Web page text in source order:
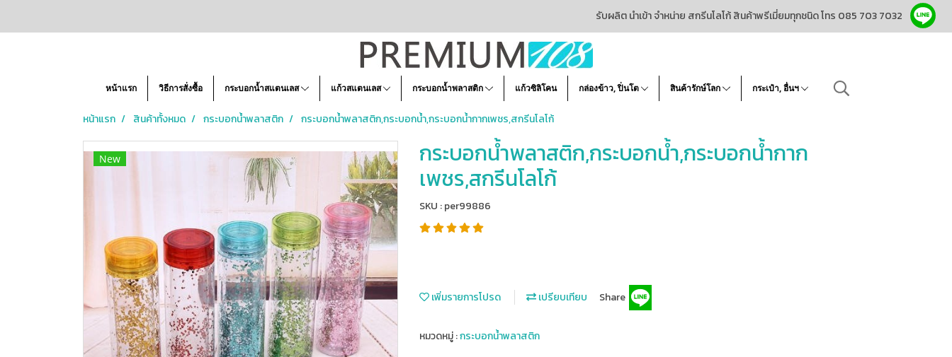
รับผลิต นำเข้า จำหน่าย สกรีนโลโก้ สินค้าพรีเมี่ยมทุกชนิด โทร 085 703 7032
หน้าแรก วิธีการสั่งซื้อ กระบอกน้ำสแตนเลส แก้วสแตนเลส กระบอกน้ำพลาสติก แก้วซิลิโคน กล่องข้าว, ปิ่นโต สินค้ารักษ์โลก กระเป๋า, อื่นฯ
หน้าแรก สินค้าทั้งหมด กระบอกน้ำพลาสติก กระบอกน้ำพลาสติก,กระบอกน้ำ,กระบอกน้ำกากเพชร,สกรีนโลโก้
New
กระบอกน้ำพลาสติก,กระบอกน้ำ,กระบอกน้ำกาก
เพชร,สกรีนโลโก้
SKU : per99886
เพิ่มรายการโปรด เปรียบเทียบ Share
หมวดหมู่ :กระบอกน้ำพลาสติก